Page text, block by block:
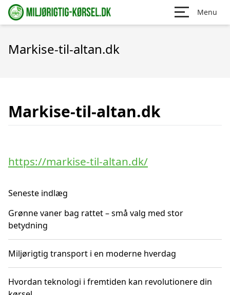
Menu
Markise-til-altan.dk
Markise-til-altan.dk
https://markise-til-altan.dk/
Seneste indlæg
Grønne vaner bag rattet – små valg med stor
betydning
Miljørigtig transport i en moderne hverdag
Hvordan teknologi i fremtiden kan revolutionere din